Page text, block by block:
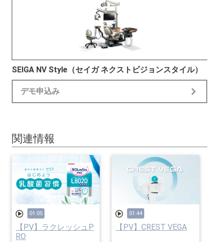
SEIGA NV Style（セイガ ネクストビジョンスタイル）
デモ申込み
関連情報
01:05
【PV】ラクレッシュP
RO
01:44
【PV】CREST VEGA